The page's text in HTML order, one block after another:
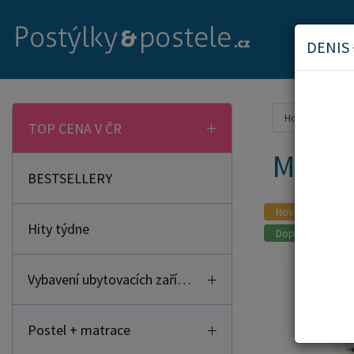
TOP CENA V ČR
BESTSELLERY
Hity týdne
Vybavení ubytovacích zařízení
Postel + matrace
Home
Novinka
Doporučujeme
DENIS